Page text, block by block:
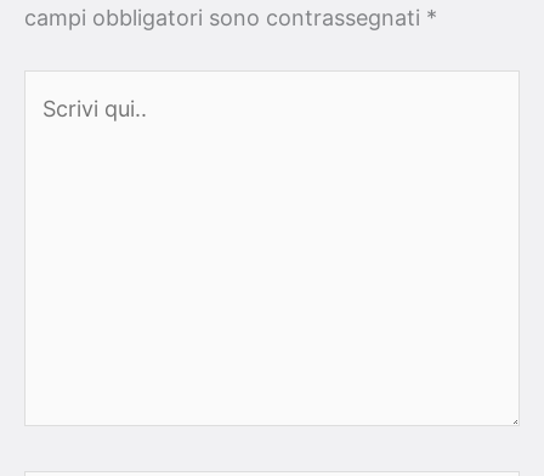
campi obbligatori sono contrassegnati *